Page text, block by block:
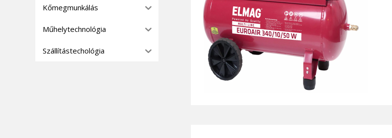
Kőmegmunkálás
Műhelytechnológia
Szállítástechológia